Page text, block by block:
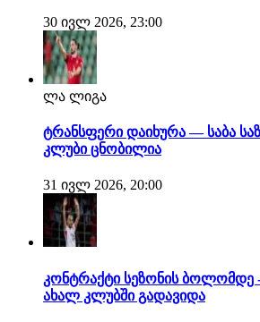
30 ივლ 2026, 23:00
ლა ლიგა
ტრანსფერი დაიხურა — საბა
კლუბი ცნობილია
31 ივლ 2026, 20:00
კონტრაქტი სეზონის ბოლომდე
ახალ კლუბში გადავიდა